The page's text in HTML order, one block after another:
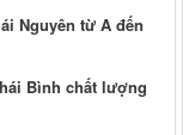
Nguyên từ A đến
Bình chất lượng